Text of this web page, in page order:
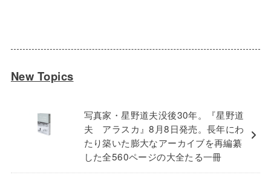
New Topics
写真家・星野道夫没後30年。『星野道
夫 アラスカ』8月8日発売。長年にわ
たり築いた膨大なアーカイブを再編纂
した全560ページの大全たる一冊